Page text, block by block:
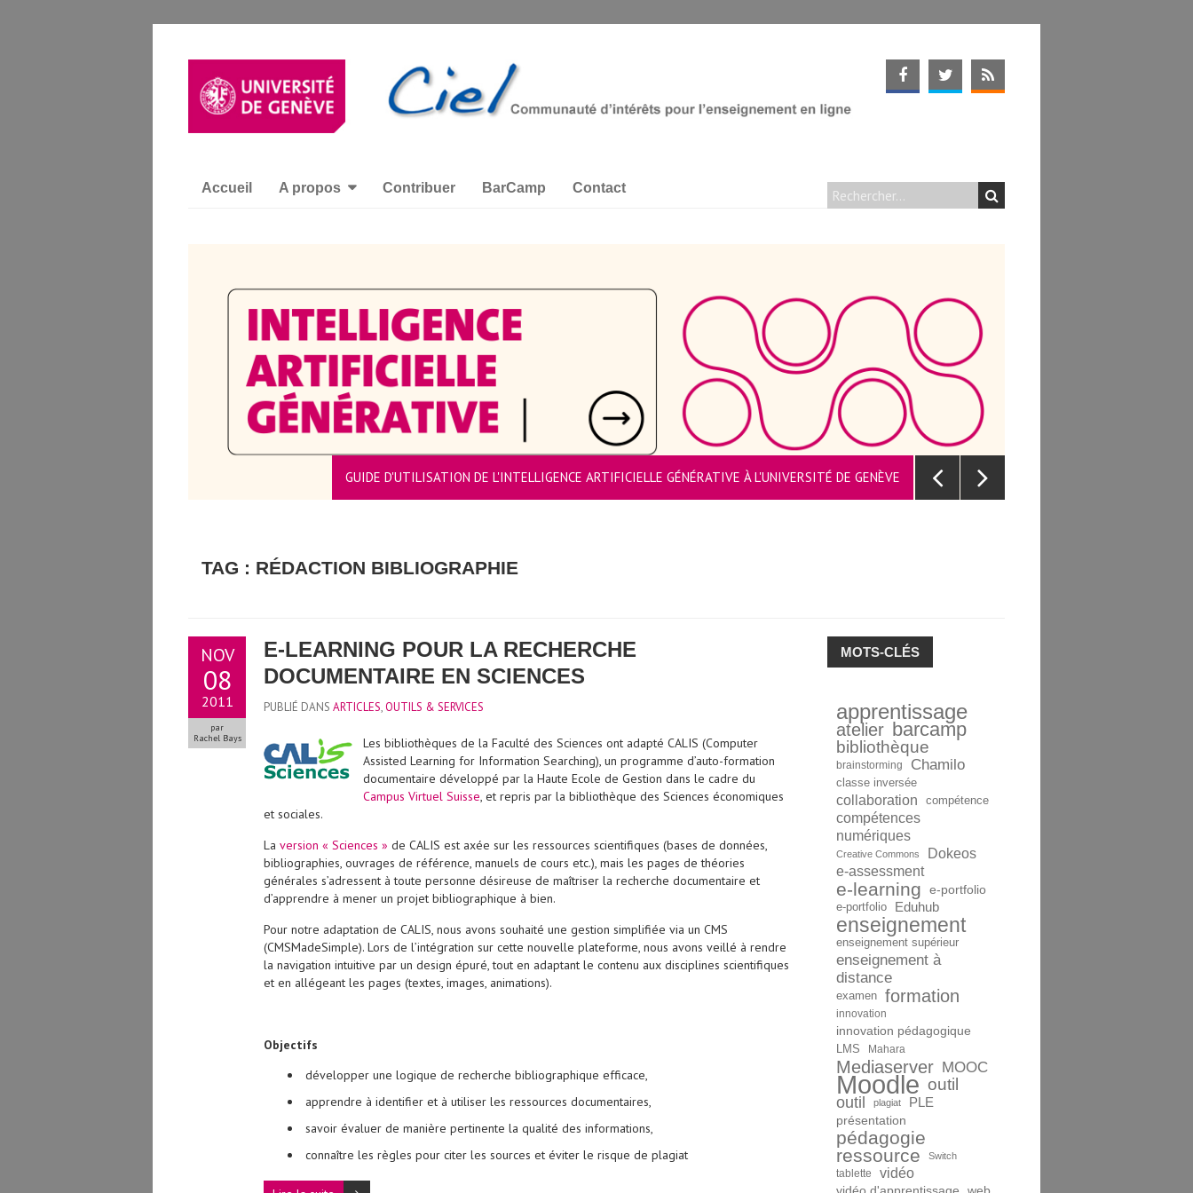
Accueil A propos Contribuer BarCamp Contact
GUIDE D'UTILISATION DE L'INTELLIGENCE ARTIFICIELLE GÉNÉRATIVE À L'UNIVERSITÉ DE GENÈVE
TAG : RÉDACTION BIBLIOGRAPHIE
NOV
08
2011
par
Rachel Bays
E-LEARNING POUR LA RECHERCHE
DOCUMENTAIRE EN SCIENCES
PUBLIÉ DANS ARTICLES,OUTILS & SERVICES
Les bibliothèques de la Faculté des Sciences ont adapté CALIS (Computer
Assisted Learning for Information Searching), un programme d’auto-formation
documentaire développé par la Haute Ecole de Gestion dans le cadre du
Campus Virtuel Suisse, et repris par la bibliothèque des Sciences économiques
et sociales.
La version « Sciences » de CALIS est axée sur les ressources scientifiques (bases de données,
bibliographies, ouvrages de référence, manuels de cours etc.), mais les pages de théories
générales s’adressent à toute personne désireuse de maîtriser la recherche documentaire et
d’apprendre à mener un projet bibliographique à bien.
Pour notre adaptation de CALIS, nous avons souhaité une gestion simplifiée via un CMS
(CMSMadeSimple). Lors de l’intégration sur cette nouvelle plateforme, nous avons veillé à rendre
la navigation intuitive par un design épuré, tout en adaptant le contenu aux disciplines scientifiques
et en allégeant les pages (textes, images, animations).
Objectifs
développer une logique de recherche bibliographique efficace,
apprendre à identifier et à utiliser les ressources documentaires,
savoir évaluer de manière pertinente la qualité des informations,
connaître les règles pour citer les sources et éviter le risque de plagiat
MOTS-CLÉS
apprentissage
atelier barcamp
bibliothèque
brainstorming Chamilo
classe inversée
collaboration compétence
compétences
numériques
Creative Commons
Dokeos
e-assessment
e-learning e-portfolio
e-portfolio Eduhub
enseignement
enseignement supérieur
enseignement à
distance
examen formation
innovation
innovation pédagogique
LMS Mahara
Mediaserver MOOC
Moodle outil
outil plagiat PLE
présentation
pédagogie
ressource
Switch
tablette vidéo